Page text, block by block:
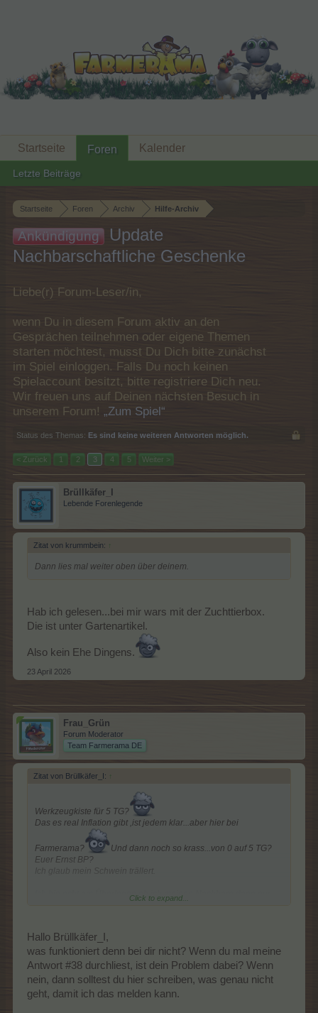
Startseite Foren Archiv Hilfe-Archiv
Ankündigung
Update
Nachbarschaftliche Geschenke
Liebe(r) Forum-Leser/in,
wenn Du in diesem Forum aktiv an den
Gesprächen teilnehmen oder eigene Themen
starten möchtest, musst Du Dich bitte zunächst
im Spiel einloggen. Falls Du noch keinen
Spielaccount besitzt, bitte registriere Dich neu.
Wir freuen uns auf Deinen nächsten Besuch in
unserem Forum! „Zum Spiel“
Status des Themas: Es sind keine weiteren Antworten möglich.
< Zurück 1 2 3 4 5 Weiter >
Brüllkäfer_I
Lebende Forenlegende
Zitat von krummbein: ↑
Dann lies mal weiter oben über deinem.
Hab ich gelesen...bei mir wars mit der Zuchttierbox.
Die ist unter Gartenartikel.
Also kein Ehe Dingens.
23 April 2026
Frau_Grün
Forum Moderator
Team Farmerama DE
Zitat von Brüllkäfer_I: ↑
Werkzeugkiste für 5 TG?
Das es real Inflation gibt ,ist jedem klar...aber hier bei
Farmerama?
Und dann noch so krass...von 0 auf 5 TG?
Euer Ernst BP?
Ich glaub mein Schwein trällert.
Ich bin echt am Überlegen ob ich meinen Nachbarn dann nur
--------------
EDIT
Und funktionieren tut der Käse auch nicht wirklich.
Kommt immer irgendwas mit maximalen Geschenk...blablabla
Click to expand...
Hallo Brüllkäfer_I,
was funktioniert denn bei dir nicht? Wenn du mal meine
Antwort #38 durchliest, ist dein Problem dabei? Wenn
nein, dann solltest du hier schreiben, was genau nicht
geht, damit ich das melden kann.
Startseite Foren
Letzte Beiträge
Kalender